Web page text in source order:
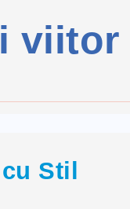
viitor
Stil